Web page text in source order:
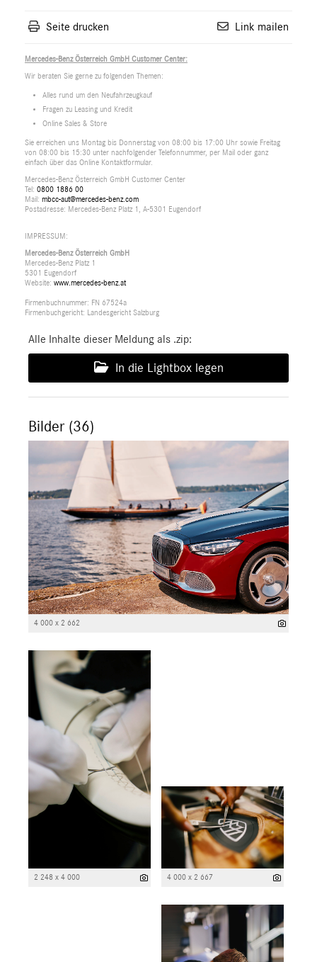
Seite drucken Link mailen
Mercedes-Benz Österreich GmbH Customer Center:
Wir beraten Sie gerne zu folgenden Themen:
Alles rund um den Neufahrzeugkauf
Fragen zu Leasing und Kredit
Online Sales & Store
Sie erreichen uns Montag bis Donnerstag von 08:00 bis 17:00 Uhr sowie Freitag
von 08:00 bis 15:30 unter nachfolgender Telefonnummer, per Mail oder ganz
einfach über das Online Kontaktformular.
Mercedes-Benz Österreich GmbH Customer Center
Tel: 0800 1886 00
Mail: mbcc-aut@mercedes-benz.com
Postadresse: Mercedes-Benz Platz 1, A-5301 Eugendorf
IMPRESSUM:
Mercedes-Benz Österreich GmbH
Mercedes-Benz Platz 1
5301 Eugendorf
Website: www.mercedes-benz.at
Firmenbuchnummer: FN 67524a
Firmenbuchgericht: Landesgericht Salzburg
Alle Inhalte dieser Meldung als .zip:
In die Lightbox legen
Bilder (36)
4 000 x 2 662
2 248 x 4 000 4 000 x 2 667